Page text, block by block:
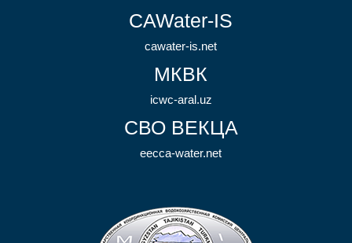
CAWater-IS
cawater-is.net
МКВК
icwc-aral.uz
СВО ВЕКЦА
eecca-water.net